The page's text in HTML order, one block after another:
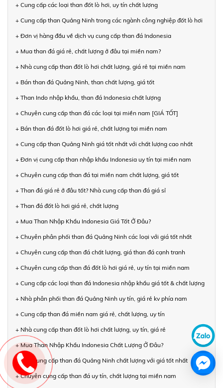
+ Cung cấp các loại than đốt lò hơi, uy tín chất lượng
+ Cung cấp than Quảng Ninh trong các ngành công nghiệp đốt lò hơi
+ Đơn vị hàng đầu về dịch vụ cung cấp than đá Indonesia
+ Mua than đá giá rẻ, chất lượng ở đâu tại miền nam?
+ Nhà cung cấp than đốt lò hơi chất lượng, giá rẻ tại miền nam
+ Bán than đá Quảng Ninh, than chất lượng, giá tốt
+ Than Indo nhập khẩu, than đá Indonesia chất lượng
+ Chuyên cung cấp than đá các loại tại miền nam [GIÁ TỐT]
+ Bán than đá đốt lò hơi giá rẻ, chất lượng tại miền nam
+ Cung cấp than Quảng Ninh giá tốt nhất với chất lượng cao nhất
+ Đơn vị cung cấp than nhập khẩu Indonesia uy tín tại miền nam
+ Chuyên cung cấp than đá tại miền nam chất lượng, giá tốt
+ Than đá giá rẻ ở đâu tốt? Nhà cung cấp than đá giá sỉ
+ Than đá đốt lò hơi giá rẻ, chất lượng
+ Mua Than Nhập Khẩu Indonesia Giá Tốt Ở Đâu?
+ Chuyên phân phối than đá Quảng Ninh các loại với giá tốt nhất
+ Chuyên cung cấp than đá chất lượng, giá than đá cạnh tranh
+ Chuyên cung cấp than đá đốt lò hơi giá rẻ, uy tín tại miền nam
+ Cung cấp các loại than đá Indonesia nhập khẩu giá tốt & chất lượng
+ Nhà phân phối than đá Quảng Ninh uy tín, giá rẻ kv phía nam
+ Cung cấp than đá miền nam giá rẻ, chất lượng, uy tín
+ Nhà cung cấp than đốt lò hơi chất lượng, uy tín, giá rẻ
+ Mua Than Nhập Khẩu Indonesia Chất Lượng Ở Đâu?
+ Nhà cung cấp than đá Quảng Ninh chất lượng với giá tốt nhất
+ Chuyên cung cấp than đá uy tín, chất lượng tại miền nam